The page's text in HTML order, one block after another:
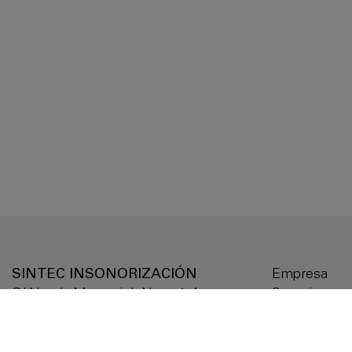
SINTEC INSONORIZACIÓN
Empresa